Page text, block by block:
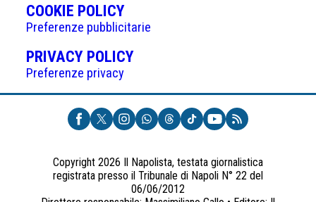
COOKIE POLICY(APRE
IN
UNA
NUOVA
Preferenze pubblicitarie
PRIVACY POLICY(APRE
UNA
NUOVA
SCHEDA)
Preferenze privacy
Copyright 2026 Il Napolista, testata giornalistica
registrata presso il Tribunale di Napoli N° 22 del
06/06/2012